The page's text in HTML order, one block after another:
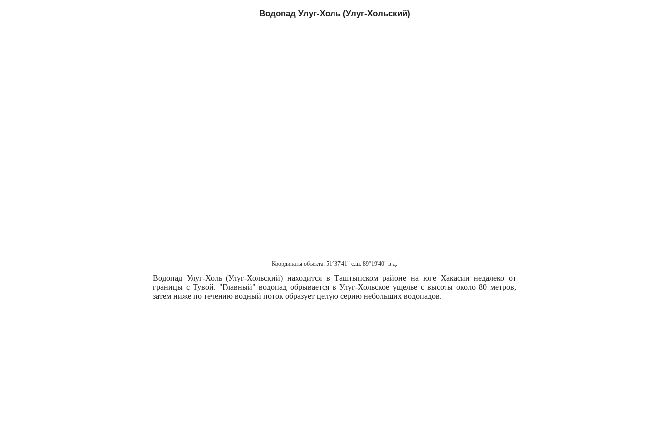
Водопад Улуг-Холь (Улуг-Хольский)
Координаты объекта: 51°37'41" с.ш. 89°19'40" в.д.
Водопад Улуг-Холь (Улуг-Хольский) находится в Таштыпском районе на юге Хакасии недалеко от
границы с Тувой. "Главный" водопад обрывается в Улуг-Хольское ущелье с высоты около 80 метров,
затем ниже по течению водный поток образует целую серию небольших водопадов.